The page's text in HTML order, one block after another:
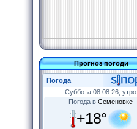
Прогноз погоди
Погода
Суббота 08.08.26, утро
Погода в Семеновке
+18°